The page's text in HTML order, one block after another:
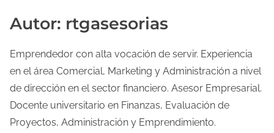
Autor: rtgasesorias
Emprendedor con alta vocación de servir. Experiencia
en el área Comercial, Marketing y Administración a nivel
de dirección en el sector financiero. Asesor Empresarial.
Docente universitario en Finanzas, Evaluación de
Proyectos, Administración y Emprendimiento.